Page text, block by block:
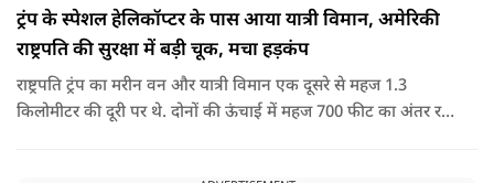
ट्रंप के स्पेशल हेलिकॉप्टर के पास आया यात्री विमान, अमेरिकी
राष्ट्रपति की सुरक्षा में बड़ी चूक, मचा हड़कंप
राष्ट्रपति ट्रंप का मरीन वन और यात्री विमान एक दूसरे से महज 1.3
किलोमीटर की दूरी पर थे. दोनों की ऊंचाई में महज 700 फीट का अंतर रह